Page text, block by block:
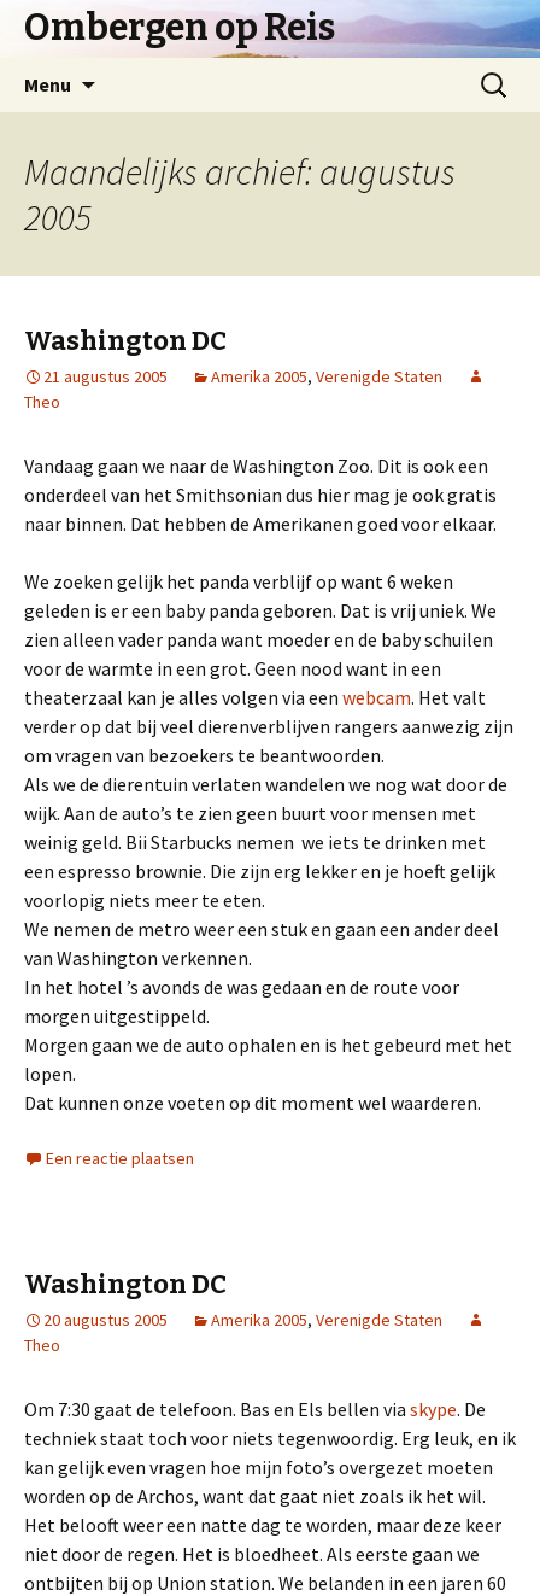
Ombergen op Reis
Menu
Zoeken
naar:
Maandelijks archief: augustus
2005
Washington DC
21 augustus 2005 Amerika 2005, Verenigde Staten
Theo
Vandaag gaan we naar de Washington Zoo. Dit is ook een
onderdeel van het Smithsonian dus hier mag je ook gratis
naar binnen. Dat hebben de Amerikanen goed voor elkaar.
We zoeken gelijk het panda verblijf op want 6 weken
geleden is er een baby panda geboren. Dat is vrij uniek. We
zien alleen vader panda want moeder en de baby schuilen
voor de warmte in een grot. Geen nood want in een
theaterzaal kan je alles volgen via een webcam. Het valt
verder op dat bij veel dierenverblijven rangers aanwezig zijn
om vragen van bezoekers te beantwoorden.
Als we de dierentuin verlaten wandelen we nog wat door de
wijk. Aan de auto’s te zien geen buurt voor mensen met
weinig geld. Bii Starbucks nemen we iets te drinken met
een espresso brownie. Die zijn erg lekker en je hoeft gelijk
voorlopig niets meer te eten.
We nemen de metro weer een stuk en gaan een ander deel
van Washington verkennen.
In het hotel ’s avonds de was gedaan en de route voor
morgen uitgestippeld.
Morgen gaan we de auto ophalen en is het gebeurd met het
lopen.
Dat kunnen onze voeten op dit moment wel waarderen.
Een reactie plaatsen
Washington DC
20 augustus 2005 Amerika 2005, Verenigde Staten
Theo
Om 7:30 gaat de telefoon. Bas en Els bellen via skype. De
techniek staat toch voor niets tegenwoordig. Erg leuk, en ik
kan gelijk even vragen hoe mijn foto’s overgezet moeten
worden op de Archos, want dat gaat niet zoals ik het wil.
Het belooft weer een natte dag te worden, maar deze keer
niet door de regen. Het is bloedheet. Als eerste gaan we
ontbijten bij op Union station. We belanden in een jaren 60